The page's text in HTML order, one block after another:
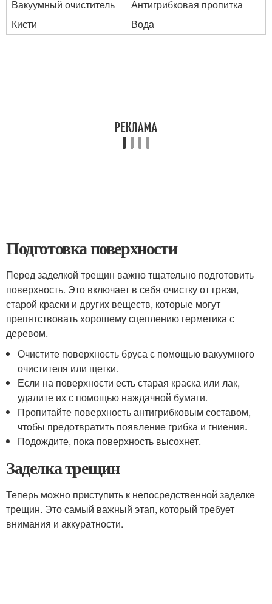
Вакуумный очиститель
Антигрибковая пропитка
Кисти
Вода
Подготовка поверхности
Перед заделкой трещин важно тщательно подготовить
поверхность. Это включает в себя очистку от грязи,
старой краски и других веществ, которые могут
препятствовать хорошему сцеплению герметика с
деревом.
Очистите поверхность бруса с помощью вакуумного
очистителя или щетки.
Если на поверхности есть старая краска или лак,
удалите их с помощью наждачной бумаги.
Пропитайте поверхность антигрибковым составом,
чтобы предотвратить появление грибка и гниения.
Подождите, пока поверхность высохнет.
Заделка трещин
Теперь можно приступить к непосредственной заделке
трещин. Это самый важный этап, который требует
внимания и аккуратности.